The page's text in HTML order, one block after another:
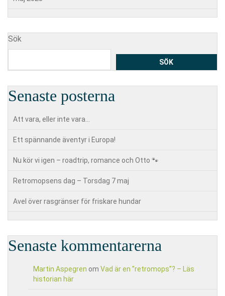
Sök
SÖK
Senaste posterna
Att vara, eller inte vara…
Ett spännande äventyr i Europa!
Nu kör vi igen – roadtrip, romance och Otto 🐾
Retromopsens dag – Torsdag 7 maj
Avel över rasgränser för friskare hundar
Senaste kommentarerna
Martin Aspegren om Vad är en ”retromops”? – Läs
historian här